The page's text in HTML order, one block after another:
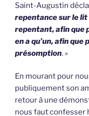
Saint-Augustin
repentance sur le
repentant, afin que
en a qu’un, afin que
présomption. »
En mourant pour
publiquement son
retour à une
nous faut confesser